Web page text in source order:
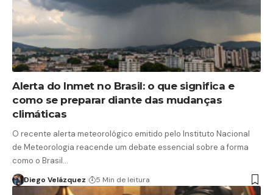
Alerta do Inmet no Brasil: o que significa e
como se preparar diante das mudanças
climáticas
O recente alerta meteorológico emitido pelo Instituto Nacional
de Meteorologia reacende um debate essencial sobre a forma
como o Brasil…
Diego Velázquez 5 Min de leitura